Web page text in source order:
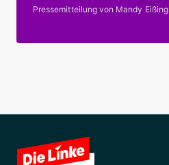
Pressemitteilung von Mandy Eißing